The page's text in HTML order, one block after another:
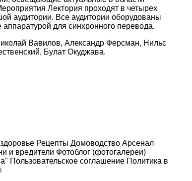
Лектория проходят в четырех
аудитории. Все аудитории оборудованы
для синхронного перевода.
Вавилов, Александр Ферсман, Нильс
Булат Окуджава.
Рецепты Домоводство Арсенал
и вредители Фотоблог (фотогалереи)
Пользовательское соглашение Политика в